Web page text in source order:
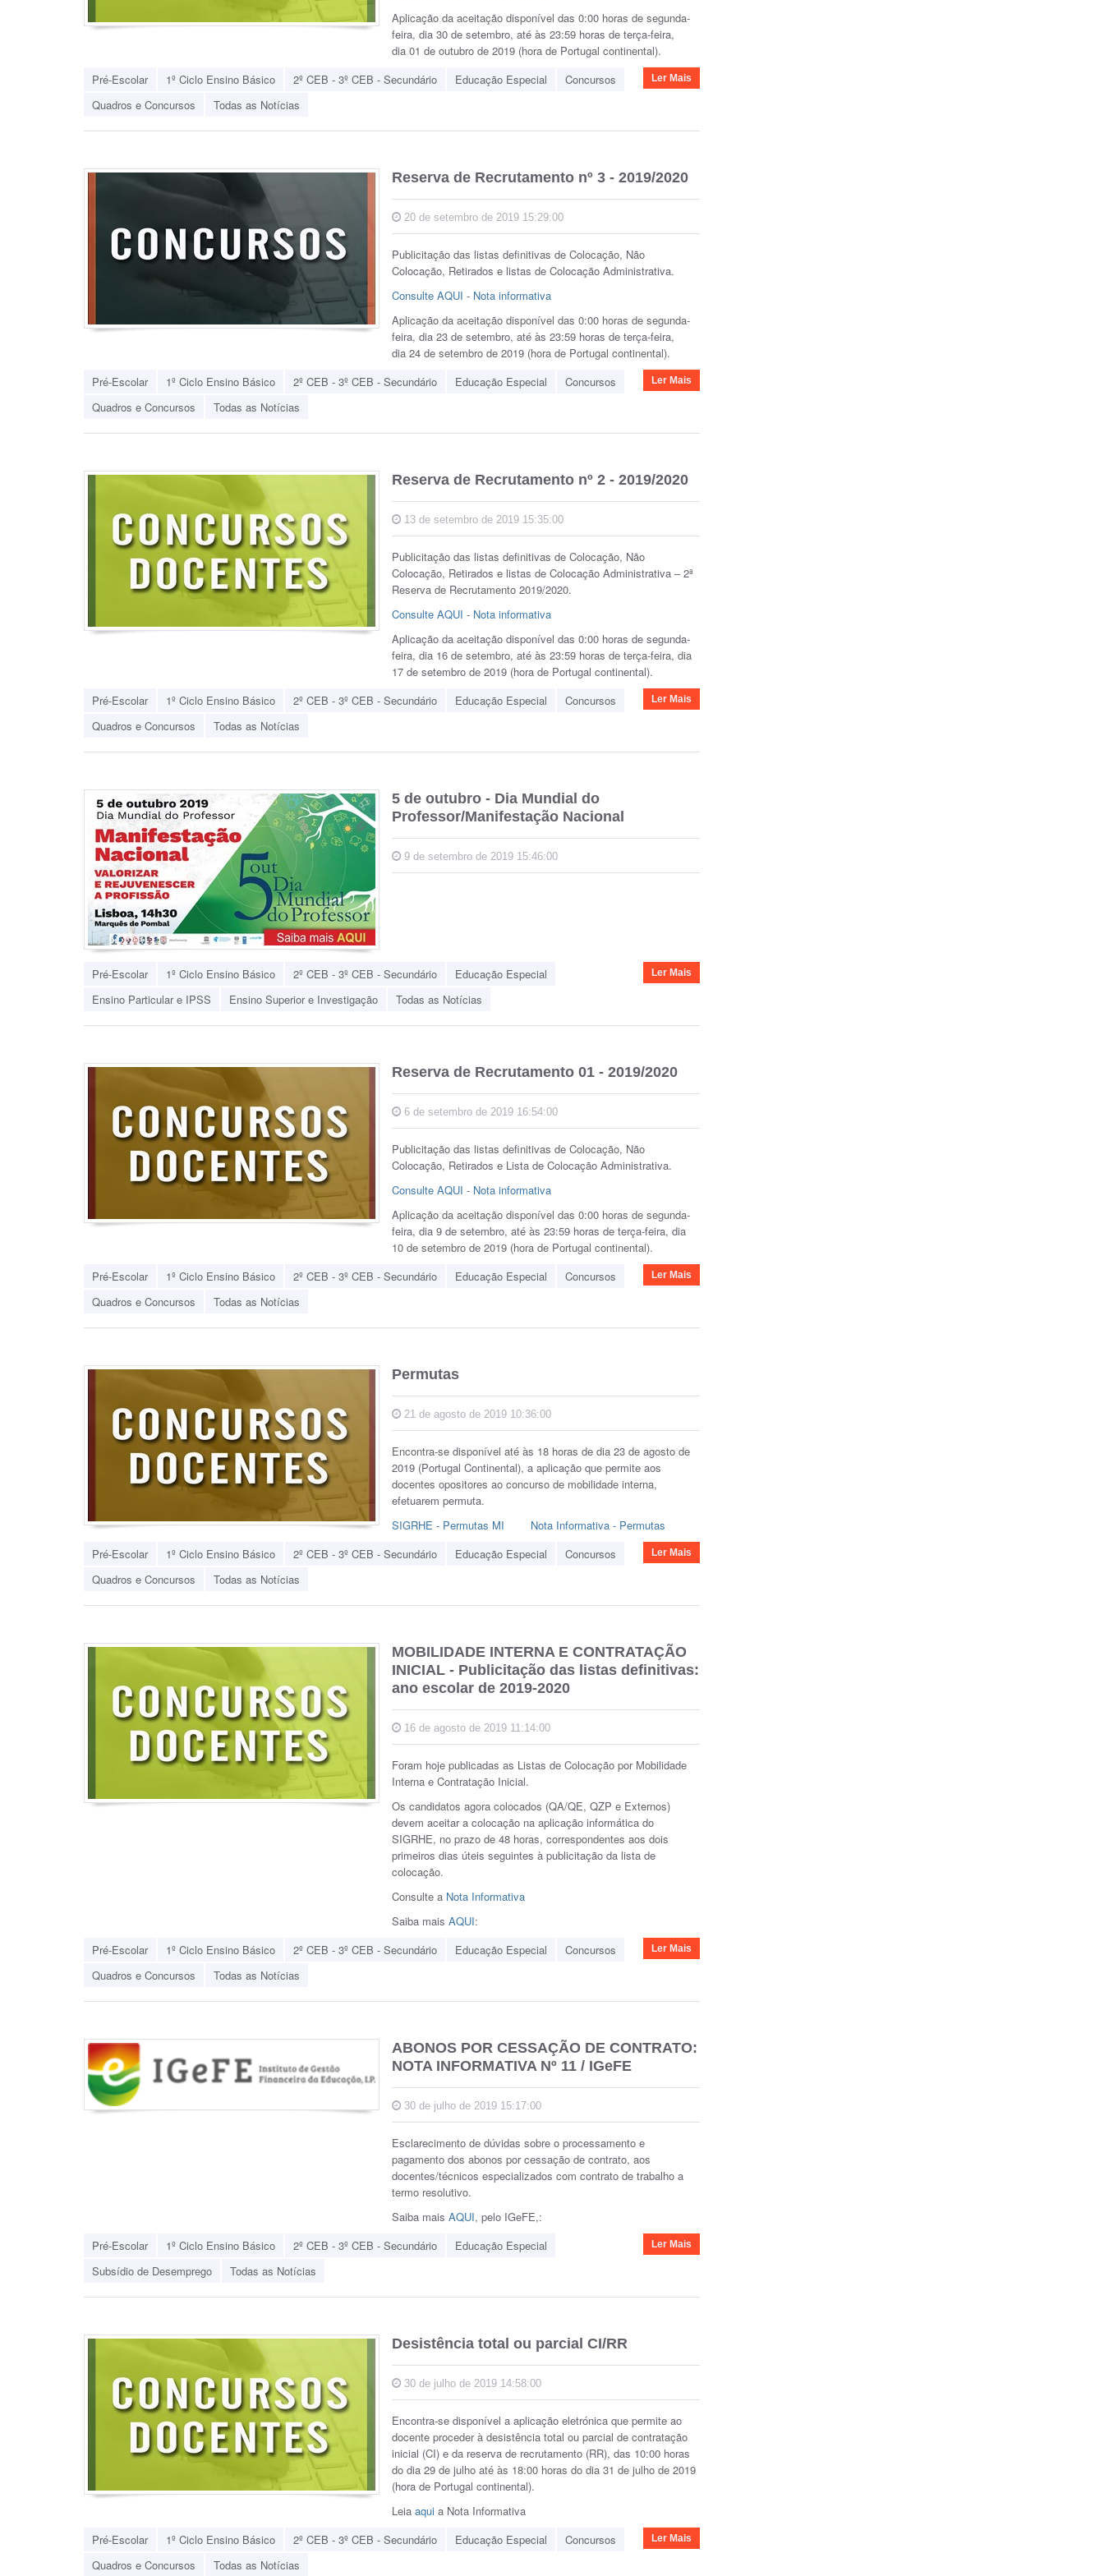
Aplicação da aceitação disponível das 0:00 horas de segunda-
feira, dia 30 de setembro, até às 23:59 horas de terça-feira,
dia 01 de outubro de 2019 (hora de Portugal continental).
Pré-Escolar
1º Ciclo Ensino Básico 2º CEB - 3º CEB - Secundário Educação Especial
Concursos
Quadros e Concursos
Todas as Notícias
Ler Mais
Reserva de Recrutamento nº 3 - 2019/2020
20 de setembro de 2019 15:29:00
Publicitação das listas definitivas de Colocação, Não
Colocação, Retirados e listas de Colocação Administrativa.
Consulte AQUI - Nota informativa
Aplicação da aceitação disponível das 0:00 horas de segunda-
feira, dia 23 de setembro, até às 23:59 horas de terça-feira,
dia 24 de setembro de 2019 (hora de Portugal continental).
Pré-Escolar
1º Ciclo Ensino Básico 2º CEB - 3º CEB - Secundário Educação Especial
Concursos
Quadros e Concursos
Todas as Notícias
Ler Mais
Reserva de Recrutamento nº 2 - 2019/2020
13 de setembro de 2019 15:35:00
Publicitação das listas definitivas de Colocação, Não
Colocação, Retirados e listas de Colocação Administrativa – 2ª
Reserva de Recrutamento 2019/2020.
Consulte AQUI - Nota informativa
Aplicação da aceitação disponível das 0:00 horas de segunda-
feira, dia 16 de setembro, até às 23:59 horas de terça-feira, dia
17 de setembro de 2019 (hora de Portugal continental).
Pré-Escolar
1º Ciclo Ensino Básico 2º CEB - 3º CEB - Secundário Educação Especial
Concursos
Quadros e Concursos
Todas as Notícias
Ler Mais
5 de outubro - Dia Mundial do
Professor/Manifestação Nacional
9 de setembro de 2019 15:46:00
Pré-Escolar 1º Ciclo Ensino Básico 2º CEB - 3º CEB - Secundário
Educação Especial
Ensino Particular e IPSS
Ensino Superior e Investigação Todas as Notícias
Ler Mais
Reserva de Recrutamento 01 - 2019/2020
6 de setembro de 2019 16:54:00
Publicitação das listas definitivas de Colocação, Não
Colocação, Retirados e Lista de Colocação Administrativa.
Consulte AQUI - Nota informativa
Aplicação da aceitação disponível das 0:00 horas de segunda-
feira, dia 9 de setembro, até às 23:59 horas de terça-feira, dia
10 de setembro de 2019 (hora de Portugal continental).
Pré-Escolar
1º Ciclo Ensino Básico 2º CEB - 3º CEB - Secundário Educação Especial
Concursos
Quadros e Concursos
Todas as Notícias
Ler Mais
Permutas
21 de agosto de 2019 10:36:00
Encontra-se disponível até às 18 horas de dia 23 de agosto de
2019 (Portugal Continental), a aplicação que permite aos
docentes opositores ao concurso de mobilidade interna,
efetuarem permuta.
SIGRHE - Permutas MI Nota Informativa - Permutas
Pré-Escolar
1º Ciclo Ensino Básico 2º CEB - 3º CEB - Secundário Educação Especial
Concursos
Quadros e Concursos
Todas as Notícias
Ler Mais
MOBILIDADE INTERNA E CONTRATAÇÃO
INICIAL - Publicitação das listas definitivas:
ano escolar de 2019-2020
16 de agosto de 2019 11:14:00
Foram hoje publicadas as Listas de Colocação por Mobilidade
Interna e Contratação Inicial.
Os candidatos agora colocados (QA/QE, QZP e Externos)
devem aceitar a colocação na aplicação informática do
SIGRHE, no prazo de 48 horas, correspondentes aos dois
primeiros dias úteis seguintes à publicitação da lista de
colocação.
Consulte a Nota Informativa
Saiba mais AQUI:
Pré-Escolar
1º Ciclo Ensino Básico 2º CEB - 3º CEB - Secundário Educação Especial
Concursos
Quadros e Concursos
Todas as Notícias
Ler Mais
ABONOS POR CESSAÇÃO DE CONTRATO:
NOTA INFORMATIVA Nº 11 / IGeFE
30 de julho de 2019 15:17:00
Esclarecimento de dúvidas sobre o processamento e
pagamento dos abonos por cessação de contrato, aos
docentes/técnicos especializados com contrato de trabalho a
termo resolutivo.
Saiba mais AQUI, pelo IGeFE,:
Pré-Escolar
1º Ciclo Ensino Básico 2º CEB - 3º CEB - Secundário
Educação Especial
Subsídio de Desemprego
Todas as Notícias
Ler Mais
Desistência total ou parcial CI/RR
30 de julho de 2019 14:58:00
Encontra-se disponível a aplicação eletrónica que permite ao
docente proceder à desistência total ou parcial de contratação
inicial (CI) e da reserva de recrutamento (RR), das 10:00 horas
do dia 29 de julho até às 18:00 horas do dia 31 de julho de 2019
(hora de Portugal continental).
Leia aqui a Nota Informativa
Pré-Escolar
1º Ciclo Ensino Básico 2º CEB - 3º CEB - Secundário Educação Especial
Concursos
Quadros e Concursos
Todas as Notícias
Ler Mais